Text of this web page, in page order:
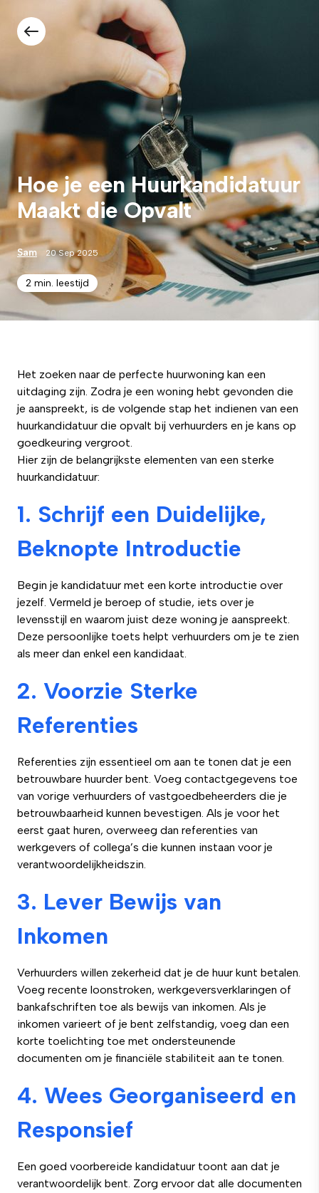
Hoe je een Huurkandidatuur
Maakt die Opvalt
Sam 20 Sep 2025
2 min. leestijd
Het zoeken naar de perfecte huurwoning kan een
uitdaging zijn. Zodra je een woning hebt gevonden die
je aanspreekt, is de volgende stap het indienen van een
huurkandidatuur die opvalt bij verhuurders en je kans op
goedkeuring vergroot.
Hier zijn de belangrijkste elementen van een sterke
huurkandidatuur:
1. Schrijf een Duidelijke,
Beknopte Introductie
Begin je kandidatuur met een korte introductie over
jezelf. Vermeld je beroep of studie, iets over je
levensstijl en waarom juist deze woning je aanspreekt.
Deze persoonlijke toets helpt verhuurders om je te zien
als meer dan enkel een kandidaat.
2. Voorzie Sterke
Referenties
Referenties zijn essentieel om aan te tonen dat je een
betrouwbare huurder bent. Voeg contactgegevens toe
van vorige verhuurders of vastgoedbeheerders die je
betrouwbaarheid kunnen bevestigen. Als je voor het
eerst gaat huren, overweeg dan referenties van
werkgevers of collega’s die kunnen instaan voor je
verantwoordelijkheidszin.
3. Lever Bewijs van
Inkomen
Verhuurders willen zekerheid dat je de huur kunt betalen.
Voeg recente loonstroken, werkgeversverklaringen of
bankafschriften toe als bewijs van inkomen. Als je
inkomen varieert of je bent zelfstandig, voeg dan een
korte toelichting toe met ondersteunende
documenten om je financiële stabiliteit aan te tonen.
4. Wees Georganiseerd en
Responsief
Een goed voorbereide kandidatuur toont aan dat je
verantwoordelijk bent. Zorg ervoor dat alle documenten